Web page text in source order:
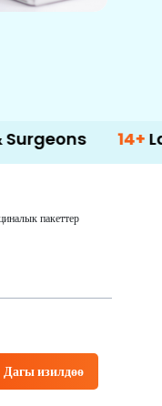
14+Language
пакеттер
Дагы изилдөө